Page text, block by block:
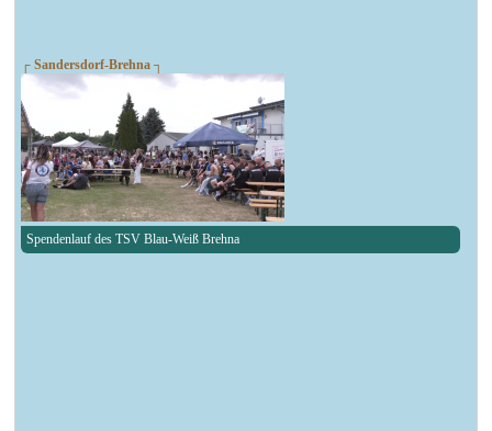
┌ Sandersdorf-Brehna ┐
Spendenlauf des TSV Blau-Weiß Brehna